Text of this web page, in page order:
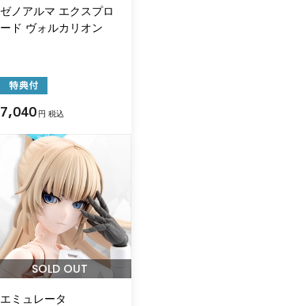
ゼノアルマ エクスプロ
ード ヴォルカリオン
7,040 円 税込
SOLD OUT
エミュレータ